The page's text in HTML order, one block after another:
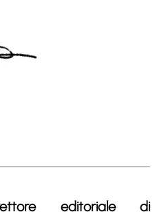
editoriale di